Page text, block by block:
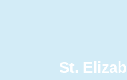
St.